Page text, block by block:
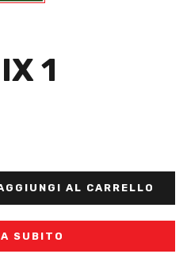
1
AL CARRELLO
SUBITO